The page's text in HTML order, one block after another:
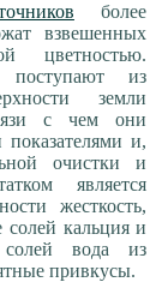
более
взвешенных
цветностью.
из
земли
с чем они
и,
очистки и
является
жесткость,
солей кальция и
вода из
привкусы.